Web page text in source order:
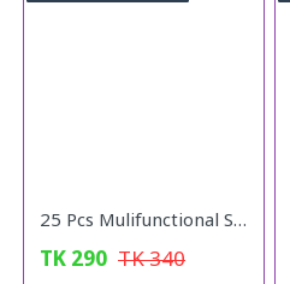
25 Pcs Mulifunctional Sunshade "Net Fixing Clip"
TK 290 TK340